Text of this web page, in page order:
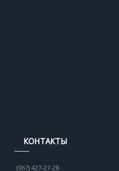
КОНТАКТЫ
(067) 427-27-28